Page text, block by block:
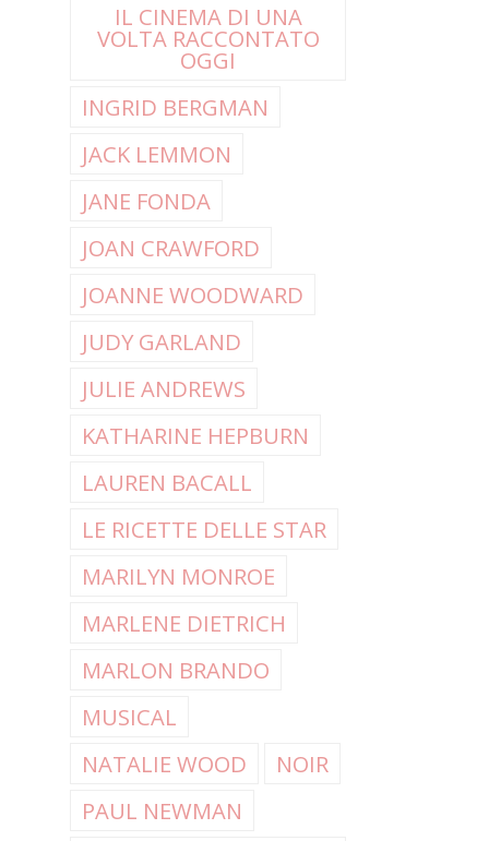
IL CINEMA DI UNA
VOLTA RACCONTATO
OGGI
INGRID BERGMAN
JACK LEMMON
JANE FONDA
JOAN CRAWFORD
JOANNE WOODWARD
JUDY GARLAND
JULIE ANDREWS
KATHARINE HEPBURN
LAUREN BACALL
LE RICETTE DELLE STAR
MARILYN MONROE
MARLENE DIETRICH
MARLON BRANDO
MUSICAL
NATALIE WOOD
NOIR
PAUL NEWMAN